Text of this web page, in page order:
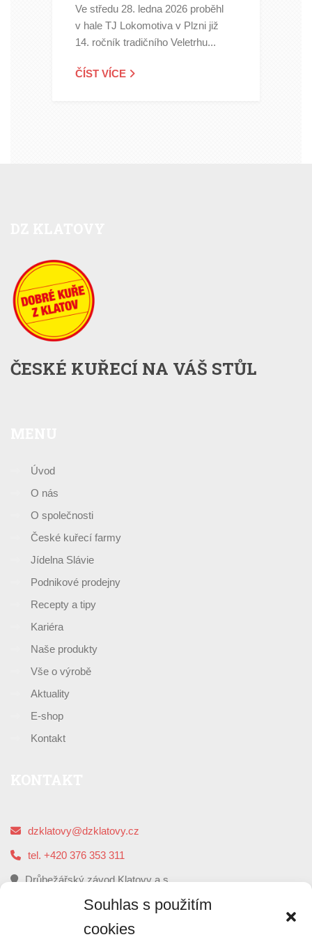
Souhlas s použitím
cookies
Ve středu 28. ledna 2026 proběhl
v hale TJ Lokomotiva v Plzni již
14. ročník tradičního Veletrhu...
ČÍST VÍCE
ČESKÉ KUŘECÍ NA VÁŠ STŮL
Úvod
O nás
O společnosti
České kuřecí farmy
Jídelna Slávie
Podnikové prodejny
Recepty a tipy
Kariéra
Naše produkty
Vše o výrobě
Aktuality
E-shop
Kontakt
dzklatovy@dzklatovy.cz
tel. +420 376 353 311
Drůbežářský závod Klatovy a.s.
5. května 112, 339 01 Klatovy